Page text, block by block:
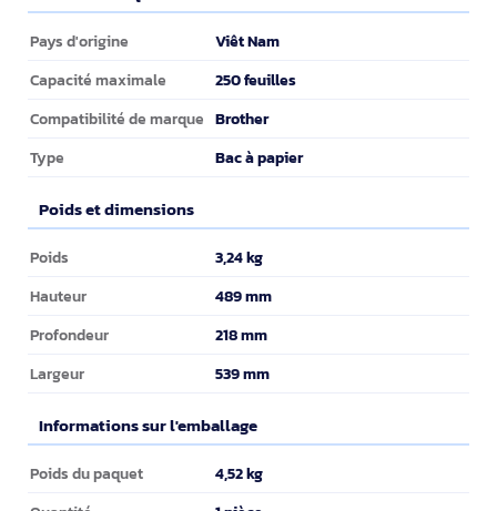
Caractéristiques
Pays d'origine Viêt Nam
Capacité maximale 250 feuilles
Compatibilité de marque Brother
Type Bac à papier
Poids et dimensions
Poids et dimensions
Poids 3,24 kg
Hauteur 489 mm
Profondeur 218 mm
Largeur 539 mm
Informations sur l'emballage
Informations sur l'emballage
Poids du paquet 4,52 kg